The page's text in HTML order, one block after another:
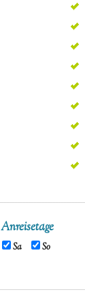
Anreisetage
Sa So